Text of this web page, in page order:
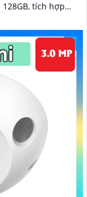
tích hợp